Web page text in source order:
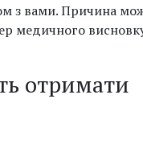
з вами. Причина
медичного
отримати